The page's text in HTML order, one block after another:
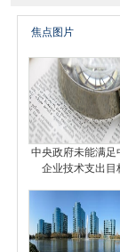
焦点图片
中央政府未能满足
企业技术支出目